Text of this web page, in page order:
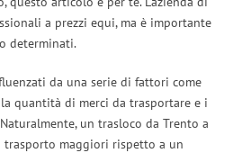
a prezzi equi, ma è importante
determinati.
da una serie di fattori come
quantità di merci da trasportare e i
un trasloco da Trento a
trasporto maggiori rispetto a un